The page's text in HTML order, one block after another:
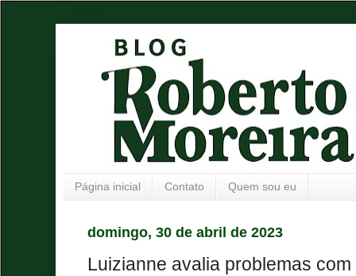
Página inicial Contato Quem sou eu
domingo, 30 de abril de 2023
Luizianne avalia problemas